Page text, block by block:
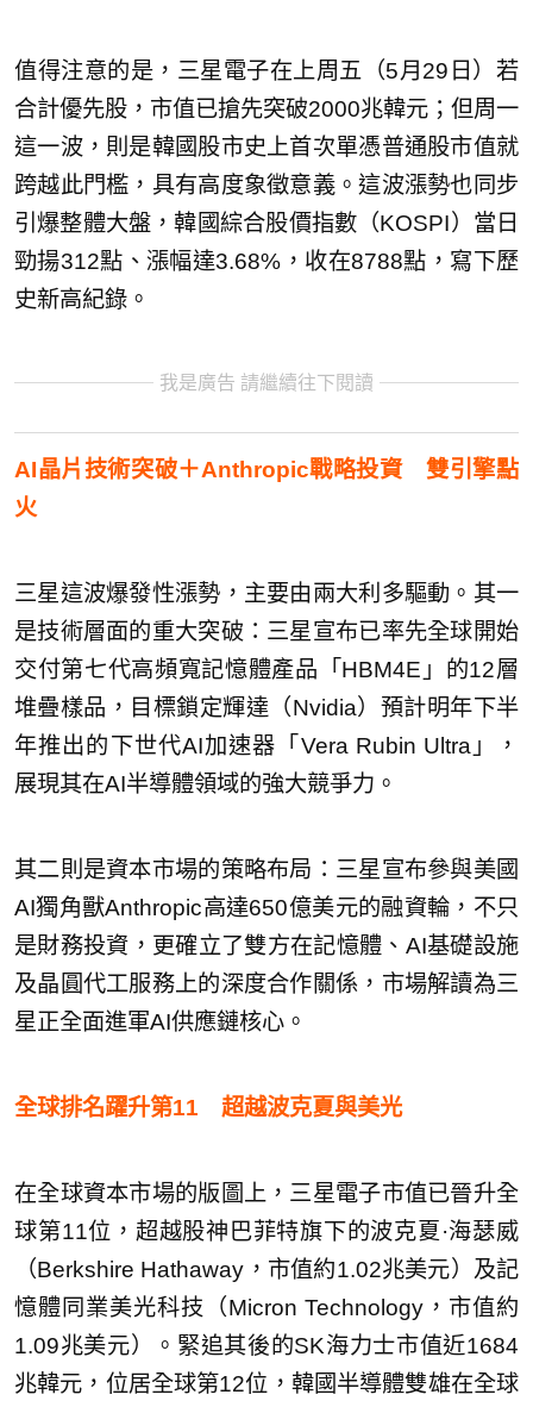
值得注意的是，三星電子在上周五（5月29日）若
合計優先股，市值已搶先突破2000兆韓元；但周一
這一波，則是韓國股市史上首次單憑普通股市值就
跨越此門檻，具有高度象徵意義。這波漲勢也同步
引爆整體大盤，韓國綜合股價指數（KOSPI）當日
勁揚312點、漲幅達3.68%，收在8788點，寫下歷
史新高紀錄。
我是廣告 請繼續往下閱讀
AI晶片技術突破＋Anthropic戰略投資 雙引擎點
火
三星這波爆發性漲勢，主要由兩大利多驅動。其一
是技術層面的重大突破：三星宣布已率先全球開始
交付第七代高頻寬記憶體產品「HBM4E」的12層
堆疊樣品，目標鎖定輝達（Nvidia）預計明年下半
年推出的下世代AI加速器「Vera Rubin Ultra」，
展現其在AI半導體領域的強大競爭力。
其二則是資本市場的策略布局：三星宣布參與美國
AI獨角獸Anthropic高達650億美元的融資輪，不只
是財務投資，更確立了雙方在記憶體、AI基礎設施
及晶圓代工服務上的深度合作關係，市場解讀為三
星正全面進軍AI供應鏈核心。
全球排名躍升第11 超越波克夏與美光
在全球資本市場的版圖上，三星電子市值已晉升全
球第11位，超越股神巴菲特旗下的波克夏·海瑟威
（Berkshire Hathaway，市值約1.02兆美元）及記
憶體同業美光科技（Micron Technology，市值約
1.09兆美元）。緊追其後的SK海力士市值近1684
兆韓元，位居全球第12位，韓國半導體雙雄在全球